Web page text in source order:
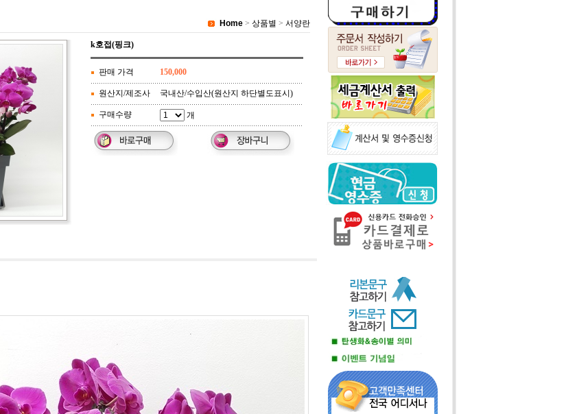
Home> 상품별 > 서양란
k호접(핑크)
판매 가격 150,000
원산지/제조사 국내산/수입산(원산지 하단별도표시)
구매수량 개